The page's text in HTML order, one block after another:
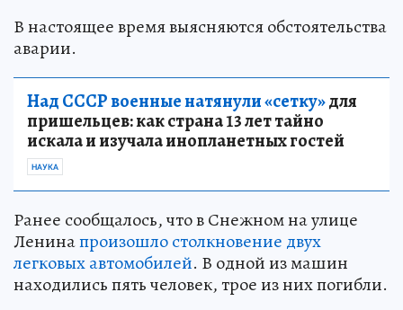
В настоящее время выясняются обстоятельства
аварии.
Над СССР военные натянули «сетку»для
пришельцев: как страна 13 лет тайно
искала и изучала инопланетных гостей
НАУКА
Ранее сообщалось, что в Снежном на улице
Ленинапроизошло столкновение двух
легковых автомобилей. В одной из машин
находились пять человек, трое из них погибли.